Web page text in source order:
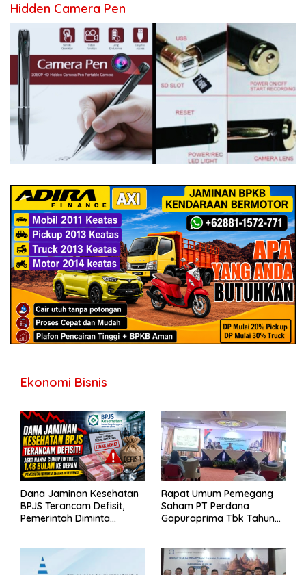
Hidden Camera Pen
Ekonomi Bisnis
Dana Jaminan Kesehatan
BPJS Terancam Defisit,
Pemerintah Diminta
Rapat Umum Pemegang
Saham PT Perdana
Gapuraprima Tbk Tahun